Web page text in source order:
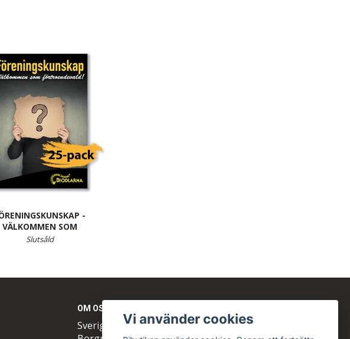
-
VÄLKOMMEN SOM
- 25-PACK
Slutsåld
OM OSS
Sveriges Biodlares Riksförbund
Vi använder cookies